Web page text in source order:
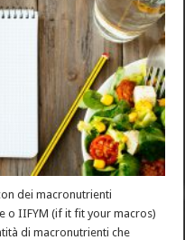
dei macronutrienti
o IIFYM (if it fit your macros)
di macronutrienti che